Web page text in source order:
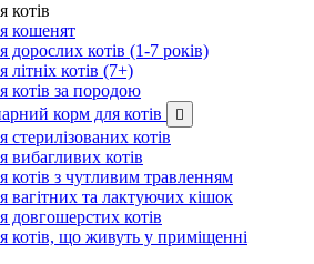
котів
кошенят
котів (1-7 років)
котів (7+)
котів за породою
корм для котів

котів
вибагливих котів
котів з чутливим травленням
вагітних та лактуючих кішок
довгошерстих котів
котів, що живуть у приміщенні